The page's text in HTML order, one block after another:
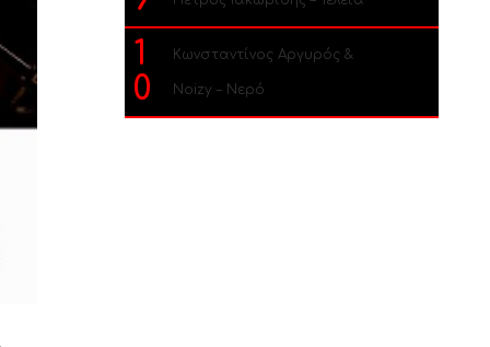
1
0
Κωνσταντίνος Αργυρός &
Noizy – Νερό